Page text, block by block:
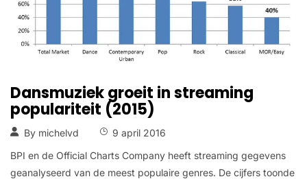
Dansmuziek groeit in streaming
populariteit (2015)
By michelvd
9 april 2016
BPI en de Official Charts Company heeft streaming gegevens
geanalyseerd van de meest populaire genres. De cijfers toonde